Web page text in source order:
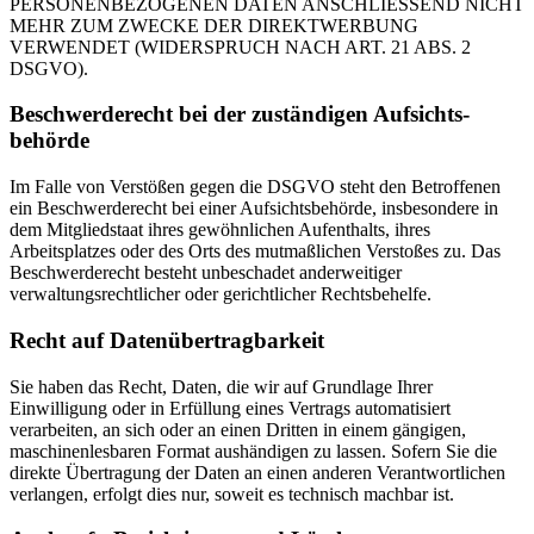
MEHR ZUM ZWECKE DER DIREKTWERBUNG
VERWENDET (WIDERSPRUCH NACH ART. 21 ABS. 2
DSGVO).
Beschwerde­recht bei der zuständigen Aufsichts­
behörde
Im Falle von Verstößen gegen die DSGVO steht den Betroffenen
ein Beschwerderecht bei einer Aufsichtsbehörde, insbesondere in
dem Mitgliedstaat ihres gewöhnlichen Aufenthalts, ihres
Arbeitsplatzes oder des Orts des mutmaßlichen Verstoßes zu. Das
Beschwerderecht besteht unbeschadet anderweitiger
verwaltungsrechtlicher oder gerichtlicher Rechtsbehelfe.
Recht auf Daten­übertrag­barkeit
Sie haben das Recht, Daten, die wir auf Grundlage Ihrer
Einwilligung oder in Erfüllung eines Vertrags automatisiert
verarbeiten, an sich oder an einen Dritten in einem gängigen,
maschinenlesbaren Format aushändigen zu lassen. Sofern Sie die
direkte Übertragung der Daten an einen anderen Verantwortlichen
verlangen, erfolgt dies nur, soweit es technisch machbar ist.